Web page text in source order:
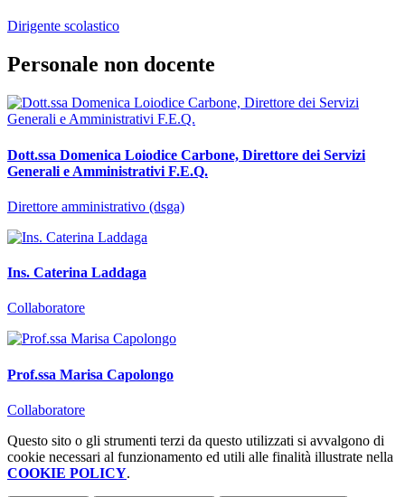
Dirigente scolastico
Personale non docente
Dott.ssa Domenica Loiodice Carbone, Direttore dei Servizi
Generali e Amministrativi F.E.Q.
Direttore amministrativo (dsga)
Ins. Caterina Laddaga
Collaboratore
Prof.ssa Marisa Capolongo
Collaboratore
Questo sito o gli strumenti terzi da questo utilizzati si avvalgono di
cookie necessari al funzionamento ed utili alle finalità illustrate nella
COOKIE POLICY.